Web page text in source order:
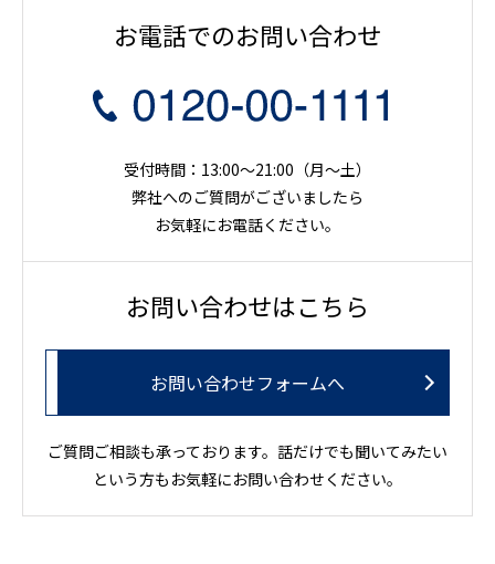
お電話でのお問い合わせ
受付時間：13:00～21:00（月〜土）
弊社へのご質問がございましたら
お気軽にお電話ください。
お問い合わせはこちら
お問い合わせフォームへ
ご質問ご相談も承っております。話だけでも聞いてみたい
という方もお気軽にお問い合わせください。